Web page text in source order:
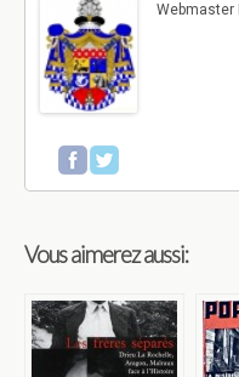
Webmaster
Vous aimerez aussi: